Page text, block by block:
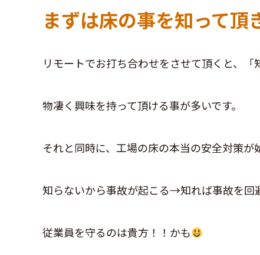
まずは床の事を知って頂
リモートでお打ち合わせをさせて頂くと、
物凄く興味を持って頂ける事が多いです。
それと同時に、工場の床の本当の安全対策が
知らないから事故が起こる→知れば事故を回
従業員を守るのは貴方！！かも